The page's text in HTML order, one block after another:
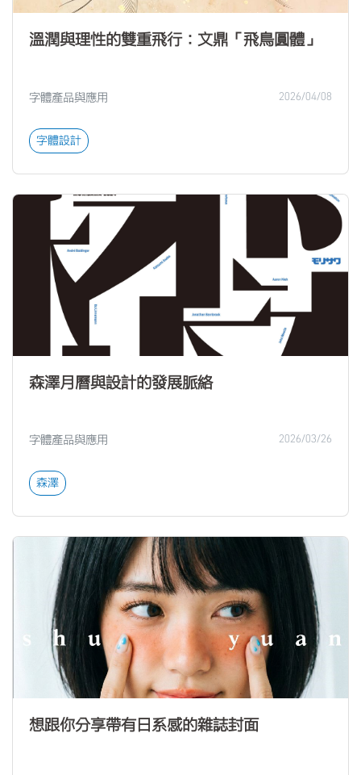
溫潤與理性的雙重飛行：文鼎「飛鳥圓體」
字體產品與應用 2026/04/08
字體設計
森澤月曆與設計的發展脈絡
字體產品與應用 2026/03/26
森澤
想跟你分享帶有日系感的雜誌封面